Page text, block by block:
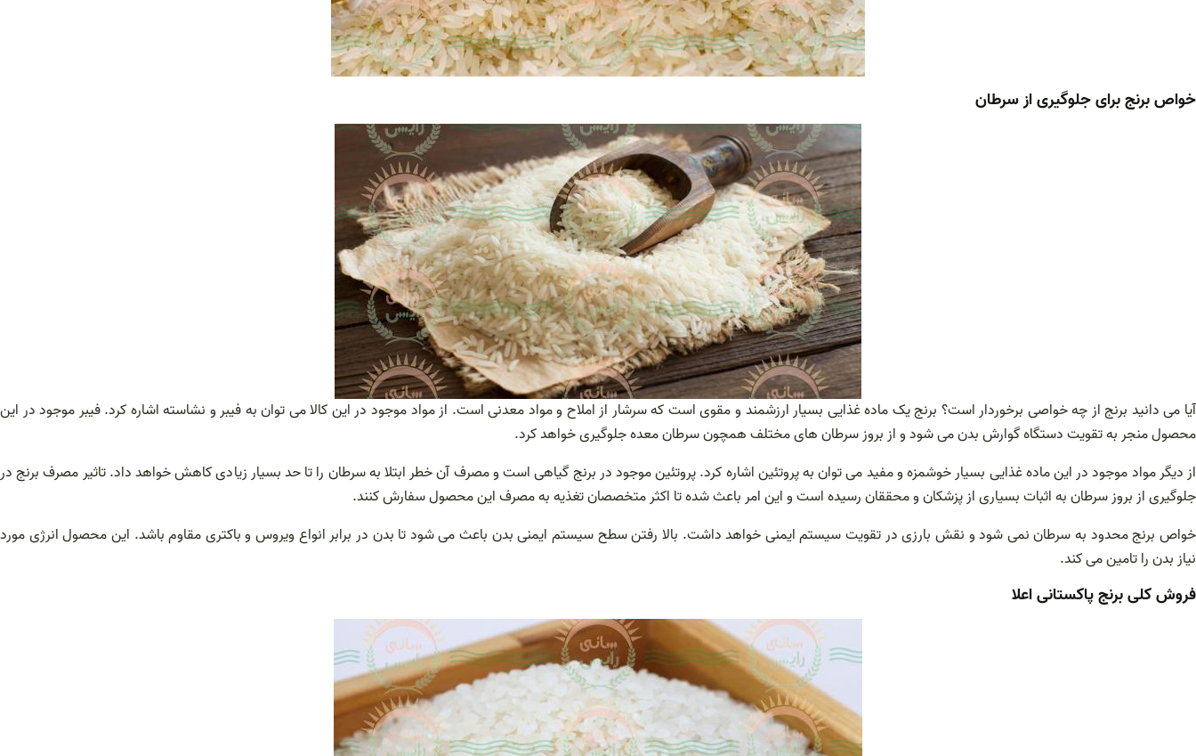
خواص برنج برای جلوگیری از سرطان
آیا می دانید برنج از چه خواصی برخوردار است؟ برنج یک ماده غذایی بسیار ارزشمند و مقوی است که سرشار از املاح و مواد معدنی است. از مواد موجود در این کالا می توان به فیبر و نشاسته اشاره کرد. فیبر موجود در این
محصول منجر به تقویت دستگاه گوارش بدن می شود و از بروز سرطان های مختلف همچون سرطان معده جلوگیری خواهد کرد.
از دیگر مواد موجود در این ماده غذایی بسیار خوشمزه و مفید می توان به پروتئین اشاره کرد. پروتئین موجود در برنج گیاهی است و مصرف آن خطر ابتلا به سرطان را تا حد بسیار زیادی کاهش خواهد داد. تاثیر مصرف برنج در
جلوگیری از بروز سرطان به اثبات بسیاری از پزشکان و محققان رسیده است و این امر باعث شده تا اکثر متخصصان تغذیه به مصرف این محصول سفارش کنند.
خواص برنج محدود به سرطان نمی شود و نقش بارزی در تقویت سیستم ایمنی خواهد داشت. بالا رفتن سطح سیستم ایمنی بدن باعث می شود تا بدن در برابر انواع ویروس و باکتری مقاوم باشد. این محصول انرژی مورد
نیاز بدن را تامین می کند.
فروش کلی برنج پاکستانی اعلا